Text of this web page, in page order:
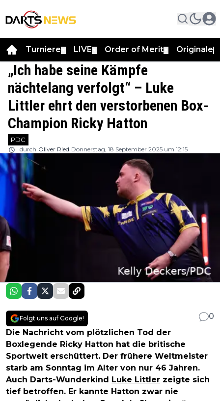
Turniere LIVE Order of Merit Originale
„Ich habe seine Kämpfe
nächtelang verfolgt“ – Luke
Littler ehrt den verstorbenen Box-
Champion Ricky Hatton
PDC
durch Oliver Ried Donnerstag, 18 September 2025 um 12:15
Folgt uns auf Google!
0
Die Nachricht vom plötzlichen Tod der
Boxlegende Ricky Hatton hat die britische
Sportwelt erschüttert. Der frühere Weltmeister
starb am Sonntag im Alter von nur 46 Jahren.
Auch Darts-Wunderkind Luke Littler zeigte sich
tief betroffen. Er kannte Hatton zwar nie